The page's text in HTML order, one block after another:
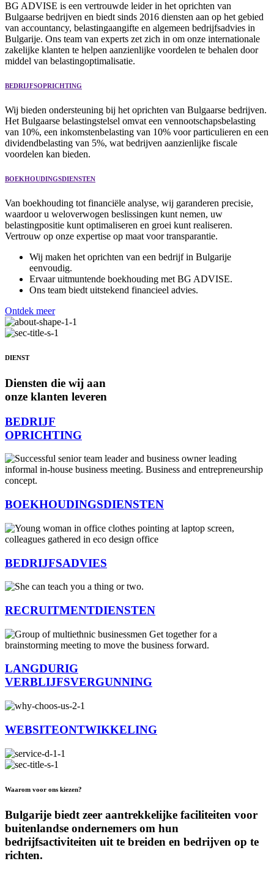
BG ADVISE is een vertrouwde leider in het oprichten van
Bulgaarse bedrijven en biedt sinds 2016 diensten aan op het gebied
van accountancy, belastingaangifte en algemeen bedrijfsadvies in
Bulgarije. Ons team van experts zet zich in om onze internationale
zakelijke klanten te helpen aanzienlijke voordelen te behalen door
middel van belastingoptimalisatie.
BEDRIJFSOPRICHTING
Wij bieden ondersteuning bij het oprichten van Bulgaarse bedrijven.
Het Bulgaarse belastingstelsel omvat een vennootschapsbelasting
van 10%, een inkomstenbelasting van 10% voor particulieren en een
dividendbelasting van 5%, wat bedrijven aanzienlijke fiscale
voordelen kan bieden.
BOEKHOUDINGSDIENSTEN
Van boekhouding tot financiële analyse, wij garanderen precisie,
waardoor u weloverwogen beslissingen kunt nemen, uw
belastingpositie kunt optimaliseren en groei kunt realiseren.
Vertrouw op onze expertise op maat voor transparantie.
Wij maken het oprichten van een bedrijf in Bulgarije
eenvoudig.
Ervaar uitmuntende boekhouding met BG ADVISE.
Ons team biedt uitstekend financieel advies.
Ontdek meer
DIENST
Diensten die wij aan
onze klanten leveren
BEDRIJF
OPRICHTING
BOEKHOUDINGSDIENSTEN
BEDRIJFSADVIES
RECRUITMENTDIENSTEN
LANGDURIG
VERBLIJFSVERGUNNING
WEBSITEONTWIKKELING
Waarom voor ons kiezen?
Bulgarije biedt zeer aantrekkelijke faciliteiten voor
buitenlandse ondernemers om hun
bedrijfsactiviteiten uit te breiden en bedrijven op te
richten.